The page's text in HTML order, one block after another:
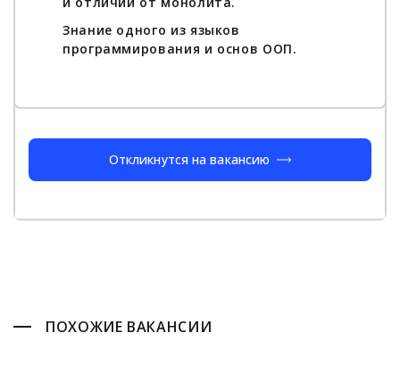
Знание одного из языков
программирования и основ ООП.
Откликнутся на вакансию
ПОХОЖИЕ ВАКАНСИИ